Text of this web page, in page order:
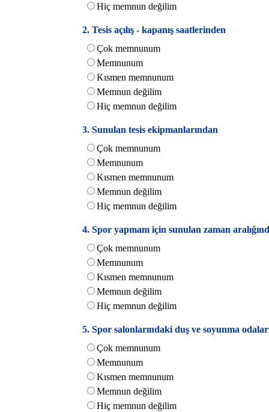
Hiç memnun değilim
2. Tesis açılış - kapanış saatlerinden
Çok memnunum
Memnunum
Kısmen memnunum
Memnun değilim
Hiç memnun değilim
3. Sunulan tesis ekipmanlarından
Çok memnunum
Memnunum
Kısmen memnunum
Memnun değilim
Hiç memnun değilim
4. Spor yapmam için sunulan zaman
Çok memnunum
Memnunum
Kısmen memnunum
Memnun değilim
Hiç memnun değilim
5. Spor salonlarındaki duş ve soyunma
Çok memnunum
Memnunum
Kısmen memnunum
Memnun değilim
Hiç memnun değilim